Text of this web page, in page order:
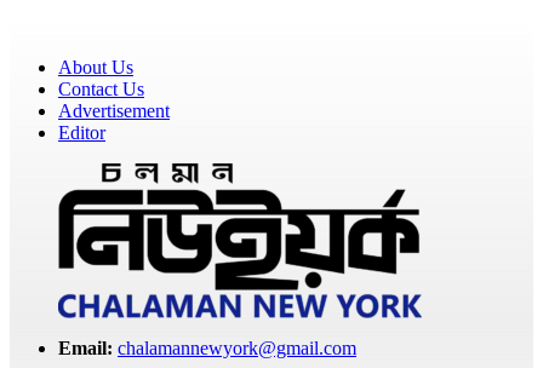
About Us
Contact Us
Advertisement
Editor
Email: chalamannewyork@gmail.com